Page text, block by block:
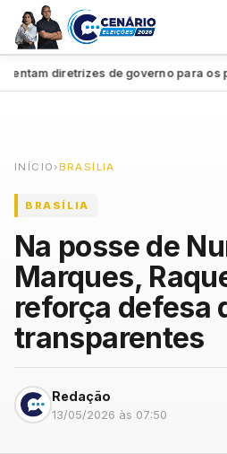
diretrizes de governo para os
INÍCIO ›BRASÍLIA
BRASÍLIA
Na posse de
Marques,
reforça defesa
transparentes
Redação
13/05/2026 às 07:50